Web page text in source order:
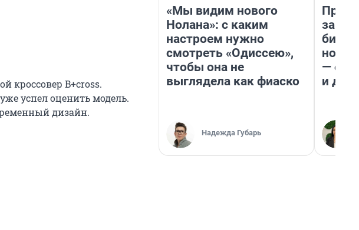
кроссовер B+cross.
успел оценить модель.
дизайн.
«Мы видим нового
Нолана»: с каким
настроем нужно
смотреть «Одиссею»,
чтобы она не
выглядела как фиаско
Надежда Губарь
— он
и